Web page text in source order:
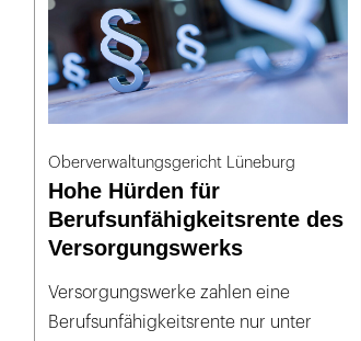
Oberverwaltungsgericht Lüneburg
Hohe Hürden für
Berufsunfähigkeitsrente des
Versorgungswerks
Versorgungswerke zahlen eine
Berufsunfähigkeitsrente nur unter